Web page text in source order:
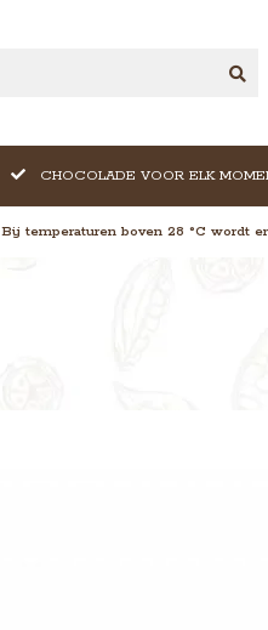
CHOCOLADE VOOR ELK
Bij temperaturen boven 28 °C wordt